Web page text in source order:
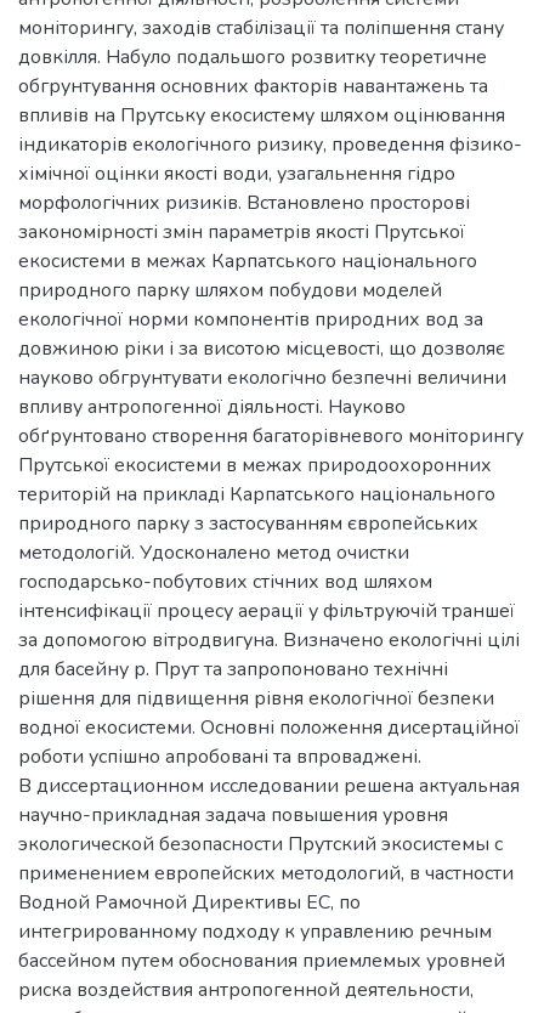
моніторингу, заходів стабілізації та поліпшення стану
довкілля. Набуло подальшого розвитку теоретичне
обгрунтування основних факторів навантажень та
впливів на Прутську екосистему шляхом оцінювання
індикаторів екологічного ризику, проведення фізико-
хімічної оцінки якості води, узагальнення гідро
морфологічних ризиків. Встановлено просторові
закономірності змін параметрів якості Прутської
екосистеми в межах Карпатського національного
природного парку шляхом побудови моделей
екологічної норми компонентів природних вод за
довжиною ріки і за висотою місцевості, що дозволяє
науково обгрунтувати екологічно безпечні величини
впливу антропогенної діяльності. Науково
обґрунтовано створення багаторівневого моніторингу
Прутської екосистеми в межах природоохоронних
територій на прикладі Карпатського національного
природного парку з застосуванням європейських
методологій. Удосконалено метод очистки
господарсько-побутових стічних вод шляхом
інтенсифікації процесу аерації у фільтруючій траншеї
за допомогою вітродвигуна. Визначено екологічні цілі
для басейну р. Прут та запропоновано технічні
рішення для підвищення рівня екологічної безпеки
водної екосистеми. Основні положення дисертаційної
роботи успішно апробовані та впроваджені.
В диссертационном исследовании решена актуальная
научно-прикладная задача повышения уровня
экологической безопасности Прутский экосистемы с
применением европейских методологий, в частности
Водной Рамочной Директивы ЕС, по
интегрированному подходу к управлению речным
бассейном путем обоснования приемлемых уровней
риска воздействия антропогенной деятельности,